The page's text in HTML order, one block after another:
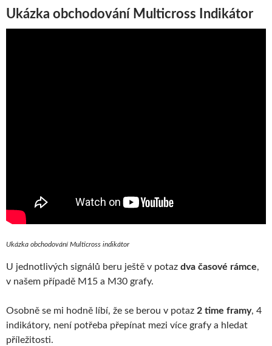
Ukázka obchodování Multicross Indikátor
Ukázka obchodování Multicross indikátor
U jednotlivých signálů beru ještě v potaz dva časové rámce,
v našem případě M15 a M30 grafy.
Osobně se mi hodně líbí, že se berou v potaz 2 time framy, 4
indikátory, není potřeba přepínat mezi více grafy a hledat
příležitosti.